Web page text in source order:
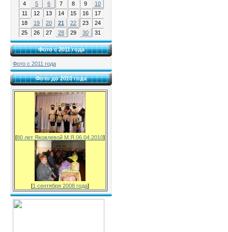
4
5 6 7 8 9
10
11
12 13 14 15 16
17
18
19 20 21 22 23
24
25
26 27 28 29 30 31
Фото с 2011 года
Фото с 2011 года
Фото до 2010 года
[80 лет Яковлевой М.Я.06.04.2010]
[1 сентября 2008 года]